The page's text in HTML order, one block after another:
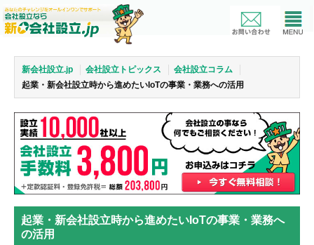
新会社設立.jp 会社設立トピックス
会社設立コラム
起業・新会社設立時から進めたいIoTの事業・業務への活用
起業・新会社設立時から進めたいIoTの事業・業務へ
の活用